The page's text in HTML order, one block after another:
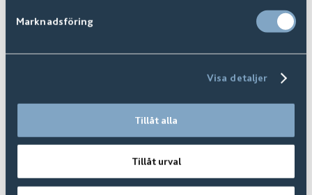
Marknadsföring
Visa detaljer
Tillåt alla
Tillåt urval